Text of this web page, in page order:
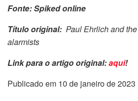
Fonte: Spiked online
Título original: Paul Ehrlich and
alarmists
Link para o artigo original:aqui!
Publicado em 10 de janeiro de 2023